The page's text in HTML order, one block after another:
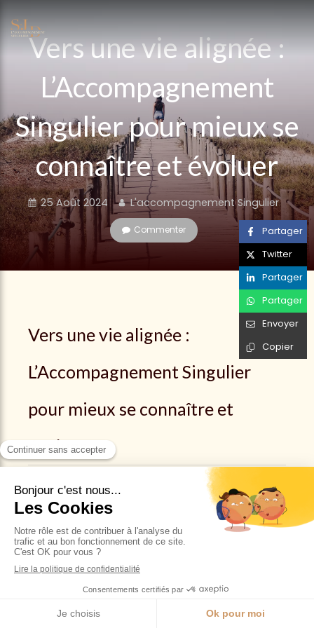
Vers une vie alignée :
L’Accompagnement
Singulier pour mieux se
connaître et évoluer
25 Août 2024 L'accompagnement Singulier
Commenter
Vers une vie alignée :
L’Accompagnement Singulier
pour mieux se connaître et
évoluer
Dans notre société, où les rythmes de vie
effrénés et les multiples exigences extérieures
peuvent parfois nous éloigner de nous-
mêmes, il n’est pas rare de se sentir perdu.e,
confronté.e à des blocages qui nous
empêchent de progresser vers une vie plus
d’obstacles invisibles, ces freins peuvent se
Partager
Twitter
Partager
Partager
Envoyer
Copier